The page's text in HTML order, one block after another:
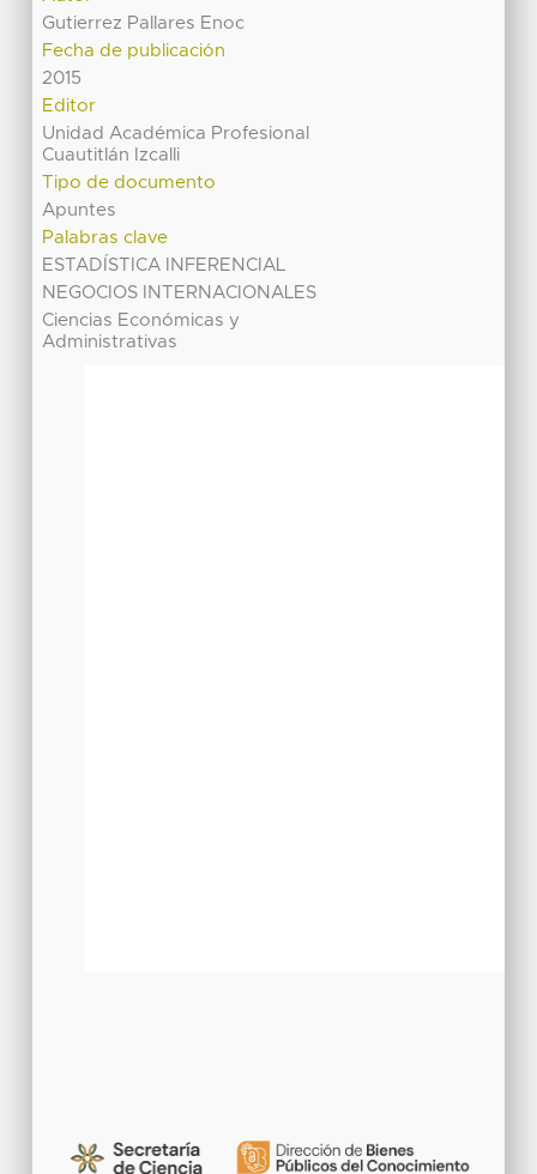
Gutierrez Pallares Enoc
Fecha de publicación
2015
Editor
Unidad Académica Profesional
Cuautitlán Izcalli
Tipo de documento
Apuntes
Palabras clave
ESTADÍSTICA INFERENCIAL
NEGOCIOS INTERNACIONALES
Ciencias Económicas y
Administrativas